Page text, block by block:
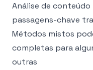
Análise de
passagens-chave
Métodos mistos
completas para
outras